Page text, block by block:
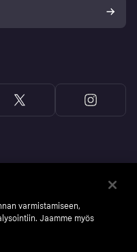
varmistamiseen,
Jaamme myös